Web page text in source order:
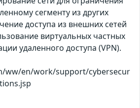
сегменту из других
доступа из внешних сетей
виртуальных частных
удаленного доступа (VPN).
ww/en/work/support/cybersecur